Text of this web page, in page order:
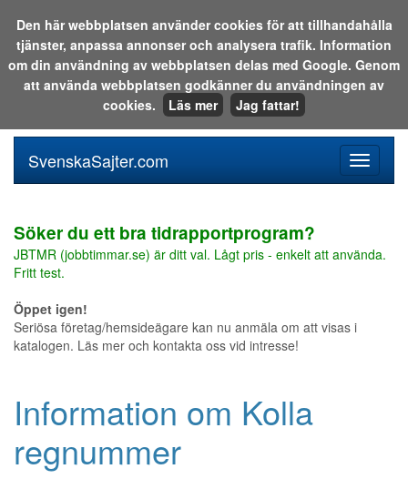
Sök i katalogen eller på webben:
meny
SvenskaSajter.com
Söker du ett bra tidrapportprogram?
JBTMR (jobbtimmar.se) är ditt val. Lågt pris - enkelt att använda.
Fritt test.
Öppet igen!
Seriösa företag/hemsideägare kan nu anmäla om att visas i
katalogen. Läs mer och kontakta oss vid intresse!
Information om Kolla
regnummer
Den här webbplatsen använder cookies för att tillhandahålla
tjänster, anpassa annonser och analysera trafik. Information
om din användning av webbplatsen delas med Google. Genom
att använda webbplatsen godkänner du användningen av
cookies.
Läs mer Jag fattar!